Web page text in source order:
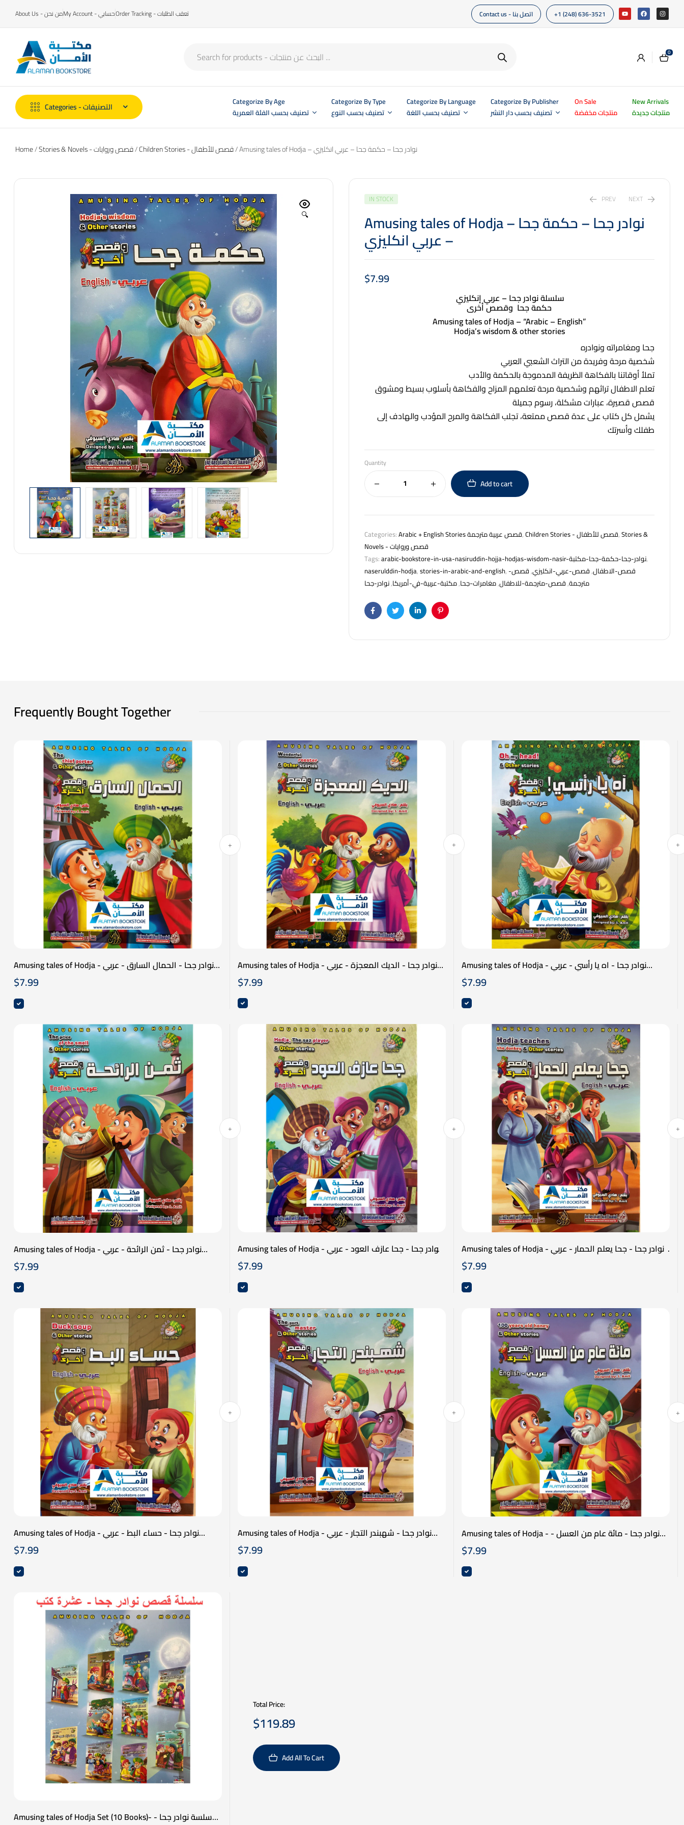
About Us - من نحن My Account - حسابي Order Tracking - تعقب الطلبات Contact us - اتصل بنا +1 (248) 636-3521
0
Categories - التصنيفات
Categorize By Age
تصنيف بحسب الفئة العمرية
Categorize By Type
تصنيف بحسب النوع
Categorize By Language
تصنيف بحسب اللغة
Categorize By Publisher
تصنيف بحسب دار النشر
On Sale
منتجات مخفضة
New Arrivals
منتجات جديدة
Home/ Stories & Novels - قصص وروايات/ Children Stories - قصص للأطفال / Amusing tales of Hodja – نوادر جحا – حكمة جحا – عربي انكليزي
🔍
IN STOCK PREV NEXT
Amusing tales of Hodja – نوادر جحا – حكمة جحا
– عربي انكليزي
$7.99
سلسلة نوادر جحا – عربي إنكليزي
حكمة جحا وقصص أخرى
Amusing tales of Hodja – “Arabic – English”
Hodja’s wisdom & other stories
جحا ومغامراته ونوادره
شخصية مرحة وفريدة من التراث الشعبي العربي
تملأ أوقاتنا بالفكاهة الظريفة المدموجة بالحكمة والأدب
تعلم الاطفال تراثهم وشخصية مرحة تعلمهم المزاح والفكاهة بأسلوب بسيط ومشوق
قصص قصيرة، عبارات مشكلة، رسوم جميلة
يشمل كل كتاب على عدة قصص ممتعة، تجلب الفكاهة والمرح المؤدب والهادف إلى
طفلك وأسرتك
Quantity
Add to cart
Categories: Arabic + English Stories قصص عربية مترجمة, Children Stories - قصص للأطفال,Stories &
Novels - قصص وروايات
Tags:
arabic-bookstore-in-usa-nasiruddin-hojja-hodjas-wisdom-nasir-نوادر-جحا-حكمة-جحا-مكتبة,
naserulddin-hodja,stories-in-arabic-and-english, قصص-الاطفال,قصص-عربي-انكليزي,قصص-
مترجمة,قصص-مترجمة-للاطفال,مغامرات-جحا,مكتبة-عربية-في-أمريكا,نوادر-جحا
FacebookTwitterLinkedinPinterest
Frequently Bought Together
Amusing tales of Hodja - نوادر جحا - الحمال السارق - عربي
انكليزي
$7.99
Amusing tales of Hodja - نوادر جحا - الديك المعجزة - عربي
انكليزي
$7.99
Amusing tales of Hodja - نوادر جحا - اه يا رأسي - عربي
انكليزي
$7.99
Amusing tales of Hodja - نوادر جحا - ثمن الرائحة - عربي
انكليزي
$7.99
Amusing tales of Hodja - نوادر جحا - جحا عازف العود - عربي
انكليزي
$7.99
Amusing tales of Hodja - نوادر جحا - جحا يعلم الحمار - عربي
انكليزي
$7.99
Amusing tales of Hodja - نوادر جحا - حساء البط - عربي
انكليزي
$7.99
Amusing tales of Hodja - نوادر جحا - شهبندر التجار - عربي
انكليزي
$7.99
Amusing tales of Hodja - نوادر جحا - مائة عام من العسل -
عربي انكليزي
$7.99
Amusing tales of Hodja Set (10 Books)- سلسة نوادر جحا -
Total Price:
$119.89
Add All To Cart